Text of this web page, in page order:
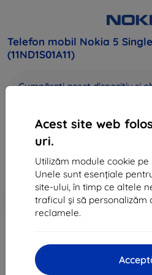
Acest site web
uri.
Utilizăm module cookie pe
Unele sunt esențiale
site-ului, în timp ce altele
traficul și să personalizăm
reclamele.
Telefon mobil Nokia 5
(11ND1S01A11)
Cumpărați acest dispozitiv și
1.066 lei
959 lei
Preț fără DPH 793 lei
-10% Reducere cu cupon
sold out